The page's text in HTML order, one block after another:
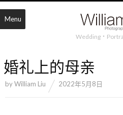
Wedding・
婚礼上的母亲
byWilliam Liu 2022年5月8日
Menu